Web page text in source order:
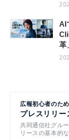
AI
革
広報初心者のた
プレスリリー
共同通信社グル
リースの基本的